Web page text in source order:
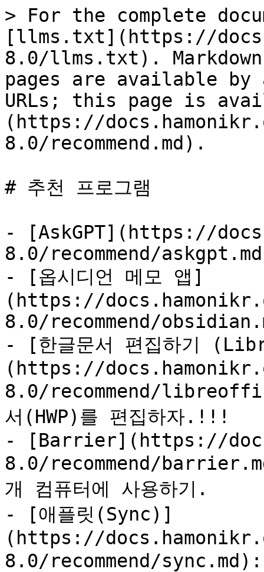
> For the complete
[llms.txt](https://
8.0/llms.txt).
pages are available by
URLs; this page is
(https://
8.0/recommend.md).
# 추천 프로그램
- [AskGPT](https://
8.0/recommend/
- [옵시디언 메모 앱]
(https://
8.0/recommend/
- [한글문서 편집하기
(https://
8.0/recommend/
서(HWP)를 편집하자.!!!
- [Barrier](https://
8.0/recommend/
개 컴퓨터에 사용하기.
- [애플릿(Sync)]
(https://
8.0/recommend/